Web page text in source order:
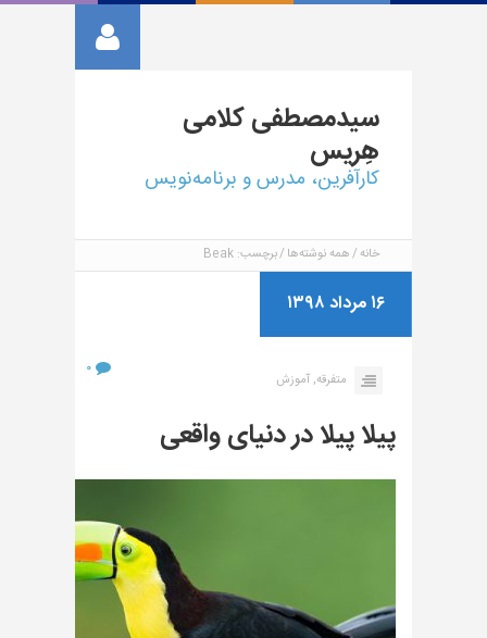
سیدمصطفیکلامی
هِریس
کارآفرین، مدرس و برنامه‌نویس
خانه همه نوشته‌ها برچسب: Beak
۱۶ مرداد ۱۳۹۸
متفرقه,آموزش
۰
پیلا پیلا در دنیای واقعی